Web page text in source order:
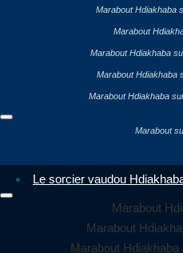
Marabout Hdiakhaba
Marabout
Marabout Hdiakhaba
Marabout Hdiakhaba
Marabout Hdiakhaba
Marabout
Le sorcier vaudou
Marabout
Marabout
Marabout